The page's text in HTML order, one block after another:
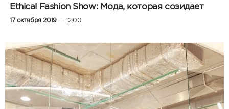
Ethical Fashion Show: Мода, которая созидает
17 октября 2019— 12:00